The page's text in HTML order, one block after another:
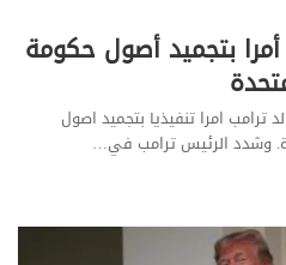
بتجميد أصول حكومة
ترامب امرا تنفيذيا بتجميد اصول
وشدد الرئيس ترامب في…